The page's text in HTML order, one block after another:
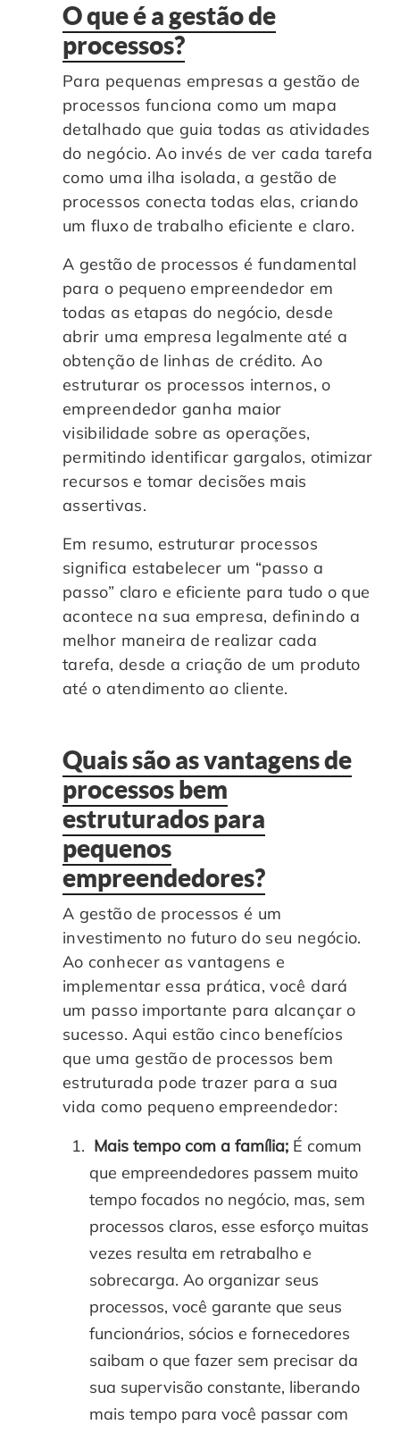
O que é a gestão de
processos?
Para pequenas empresas a gestão de
processos funciona como um mapa
detalhado que guia todas as atividades
do negócio. Ao invés de ver cada tarefa
como uma ilha isolada, a gestão de
processos conecta todas elas, criando
um fluxo de trabalho eficiente e claro.
A gestão de processos é fundamental
para o pequeno empreendedor em
todas as etapas do negócio, desde
abrir uma empresa legalmente até a
obtenção de linhas de crédito. Ao
estruturar os processos internos, o
empreendedor ganha maior
visibilidade sobre as operações,
permitindo identificar gargalos, otimizar
recursos e tomar decisões mais
assertivas.
Em resumo, estruturar processos
significa estabelecer um “passo a
passo” claro e eficiente para tudo o que
acontece na sua empresa, definindo a
melhor maneira de realizar cada
tarefa, desde a criação de um produto
até o atendimento ao cliente.
Quais são as vantagens de
processos bem
estruturados para
pequenos
empreendedores?
A gestão de processos é um
investimento no futuro do seu negócio.
Ao conhecer as vantagens e
implementar essa prática, você dará
um passo importante para alcançar o
sucesso. Aqui estão cinco benefícios
que uma gestão de processos bem
estruturada pode trazer para a sua
vida como pequeno empreendedor:
Mais tempo com a família; É comum
que empreendedores passem muito
tempo focados no negócio, mas, sem
processos claros, esse esforço muitas
vezes resulta em retrabalho e
sobrecarga. Ao organizar seus
processos, você garante que seus
funcionários, sócios e fornecedores
saibam o que fazer sem precisar da
sua supervisão constante, liberando
mais tempo para você passar com